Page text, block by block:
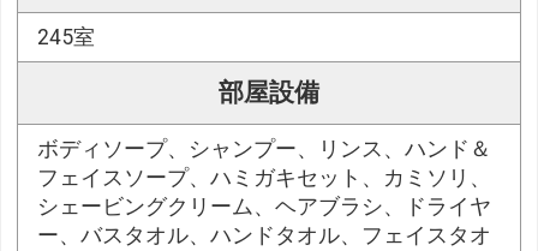
245室
部屋設備
ボディソープ、シャンプー、リンス、ハンド＆
フェイスソープ、ハミガキセット、カミソリ、
シェービングクリーム、ヘアブラシ、ドライヤ
ー、バスタオル、ハンドタオル、フェイスタオ